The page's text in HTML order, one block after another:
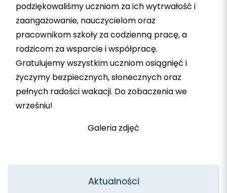
podziękowaliśmy uczniom za ich wytrwałość i
zaangażowanie, nauczycielom oraz
pracownikom szkoły za codzienną pracę, a
rodzicom za wsparcie i współpracę.
Gratulujemy wszystkim uczniom osiągnięć i
życzymy bezpiecznych, słonecznych oraz
pełnych radości wakacji. Do zobaczenia we
wrześniu!
Galeria zdjęć
Aktualności